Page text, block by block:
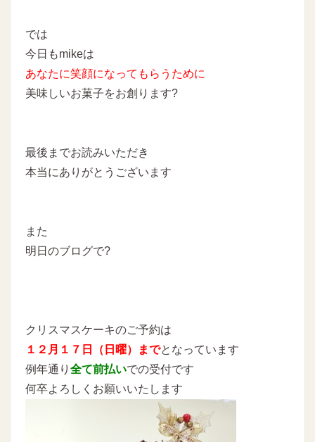
では
今日もmikeは
あなたに笑顔になってもらうために
美味しいお菓子をお創ります?
最後までお読みいただき
本当にありがとうございます
また
明日のブログで?
クリスマスケーキのご予約は
１２月１７日（日曜）までとなっています
例年通り 全て前払いでの受付です
何卒よろしくお願いいたします